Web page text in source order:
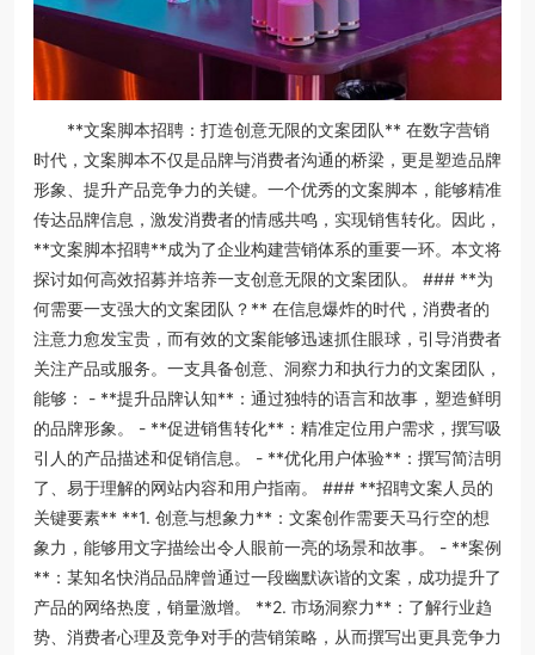
**文案脚本招聘：打造创意无限的文案团队** 在数字营销
时代，文案脚本不仅是品牌与消费者沟通的桥梁，更是塑造品牌
形象、提升产品竞争力的关键。一个优秀的文案脚本，能够精准
传达品牌信息，激发消费者的情感共鸣，实现销售转化。因此，
**文案脚本招聘**成为了企业构建营销体系的重要一环。本文将
探讨如何高效招募并培养一支创意无限的文案团队。 ### **为
何需要一支强大的文案团队？** 在信息爆炸的时代，消费者的
注意力愈发宝贵，而有效的文案能够迅速抓住眼球，引导消费者
关注产品或服务。一支具备创意、洞察力和执行力的文案团队，
能够： - **提升品牌认知**：通过独特的语言和故事，塑造鲜明
的品牌形象。 - **促进销售转化**：精准定位用户需求，撰写吸
引人的产品描述和促销信息。 - **优化用户体验**：撰写简洁明
了、易于理解的网站内容和用户指南。 ### **招聘文案人员的
关键要素** **1. 创意与想象力**：文案创作需要天马行空的想
象力，能够用文字描绘出令人眼前一亮的场景和故事。 - **案例
**：某知名快消品品牌曾通过一段幽默诙谐的文案，成功提升了
产品的网络热度，销量激增。 **2. 市场洞察力**：了解行业趋
势、消费者心理及竞争对手的营销策略，从而撰写出更具竞争力